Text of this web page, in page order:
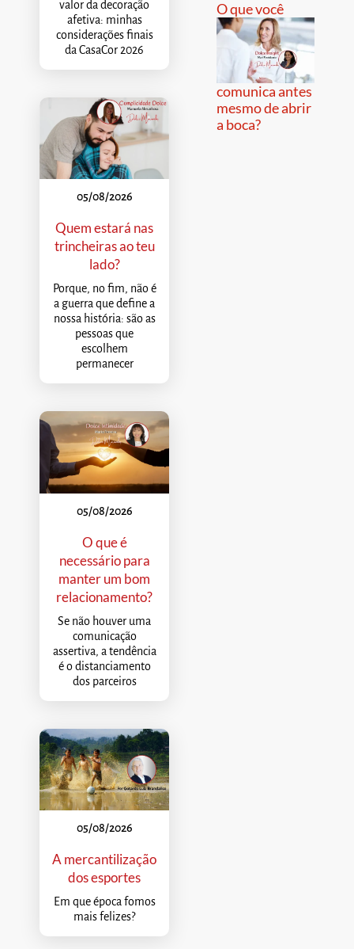
valor da decoração
afetiva: minhas
considerações finais
da CasaCor 2026
05/08/2026
Quem estará nas
trincheiras ao teu
lado?
Porque, no fim, não é
a guerra que define a
nossa história: são as
pessoas que
escolhem
permanecer
05/08/2026
O que é
necessário para
manter um bom
relacionamento?
Se não houver uma
comunicação
assertiva, a tendência
é o distanciamento
dos parceiros
05/08/2026
A mercantilização
dos esportes
Em que época fomos
mais felizes?
O que você
comunica antes
mesmo de abrir
a boca?